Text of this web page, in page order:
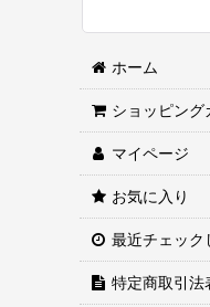
ホーム
ショッピング
マイページ
お気に入り
最近チェック
特定商取引法